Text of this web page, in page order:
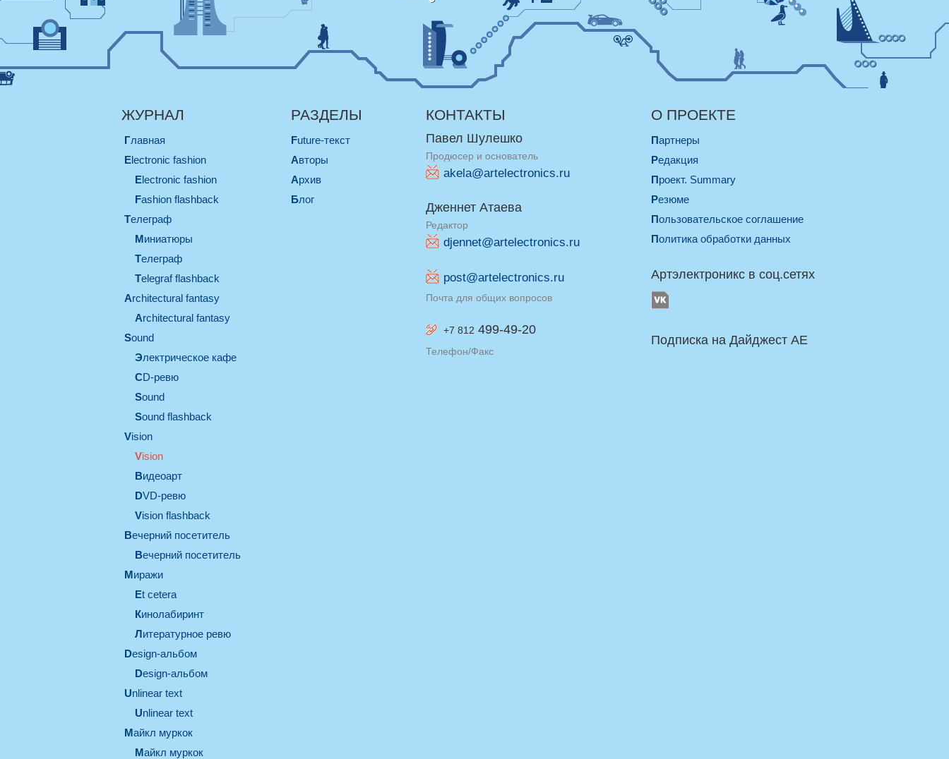
ЖУРНАЛ
Главная
electronic fashion
electronic fashion
Fashion flashback
телеграф
миниатюры
телеграф
Telegraf flashback
architectural fantasy
architectural fantasy
sound
электрическое кафе
CD-ревю
sound
Sound flashback
vision
vision
видеоарт
DVD-ревю
Vision flashback
вечерний посетитель
вечерний посетитель
миражи
et cetera
кинолабиринт
литературное ревю
design-альбом
design-альбом
unlinear text
Unlinear text
майкл муркок
майкл муркок
РАЗДЕЛЫ
Future-текст
Авторы
Архив
Блог
КОНТАКТЫ
Павел Шулешко
Продюсер и основатель
akela@artelectronics.ru
Дженнет Атаева
Редактор
djennet@artelectronics.ru
post@artelectronics.ru
Почта для общих вопросов
+7 812 499-49-20
Телефон/Факс
О ПРОЕКТЕ
Партнеры
Редакция
Проект. Summary
Резюме
Пользовательское соглашение
Политика обработки данных
Артэлектроникс в соц.сетях
Подписка на Дайджест AE